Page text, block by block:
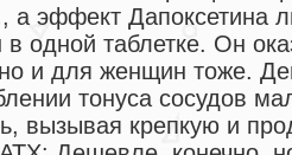
а эффект Дапоксетина
в одной таблетке. Он
и для женщин тоже.
тонуса сосудов
вызывая крепкую и